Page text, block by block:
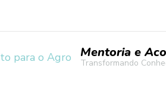
Mentoria e
Transformando